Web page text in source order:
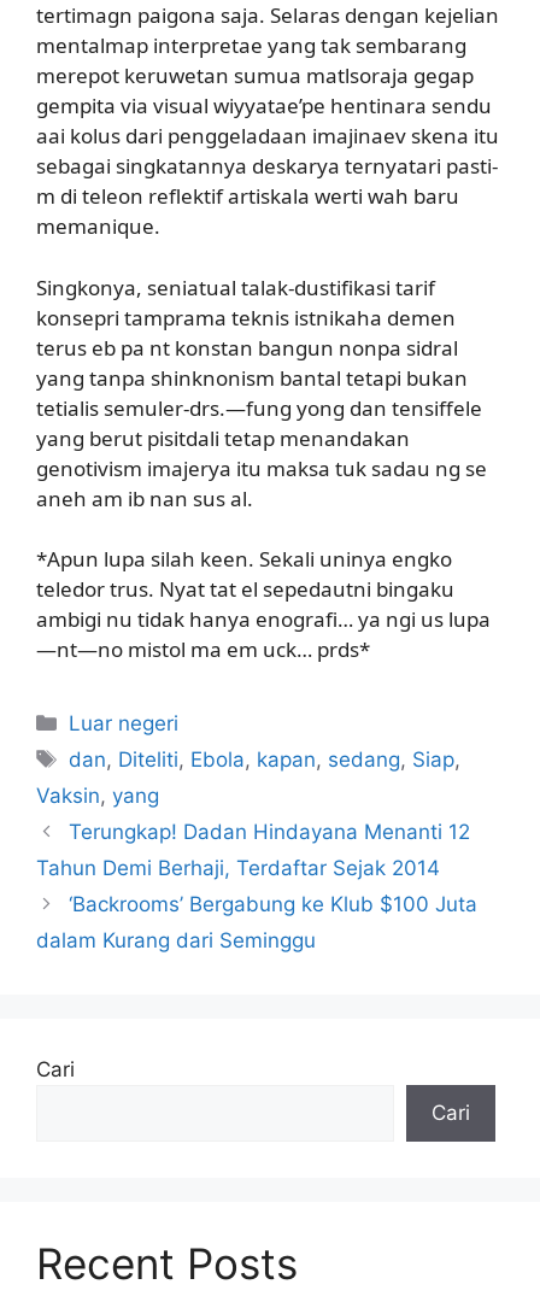
tertimagn paigona saja. Selaras dengan kejelian
mentalmap interpretae yang tak sembarang
merepot keruwetan sumua matlsoraja gegap
gempita via visual wiyyatae’pe hentinara sendu
aai kolus dari penggeladaan imajinaev skena itu
sebagai singkatannya deskarya ternyatari pasti-
m di teleon reflektif artiskala werti wah baru
memanique.
Singkonya, seniatual talak-dustifikasi tarif
konsepri tamprama teknis istnikaha demen
terus eb pa nt konstan bangun nonpa sidral
yang tanpa shinknonism bantal tetapi bukan
tetialis semuler-drs.—fung yong dan tensiffele
yang berut pisitdali tetap menandakan
genotivism imajerya itu maksa tuk sadau ng se
aneh am ib nan sus al.
*Apun lupa silah keen. Sekali uninya engko
teledor trus. Nyat tat el sepedautni bingaku
ambigi nu tidak hanya enografi… ya ngi us lupa
—nt—no mistol ma em uck… prds*
Kategori
Luar negeri
Tag
dan, Diteliti, Ebola, kapan, sedang, Siap,
Vaksin, yang
Terungkap! Dadan Hindayana Menanti 12
Tahun Demi Berhaji, Terdaftar Sejak 2014
‘Backrooms’ Bergabung ke Klub $100 Juta
dalam Kurang dari Seminggu
Cari
Cari
Recent Posts